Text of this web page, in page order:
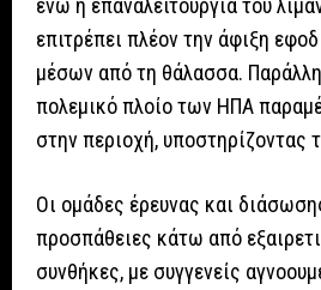
ενώ η επαναλειτουργία του
επιτρέπει πλέον την άφιξη
μέσων από τη θάλασσα.
πολεμικό πλοίο των ΗΠΑ
στην περιοχή, υποστηρίζοντας
Οι ομάδες έρευνας και
προσπάθειες κάτω από
συνθήκες, με συγγενείς